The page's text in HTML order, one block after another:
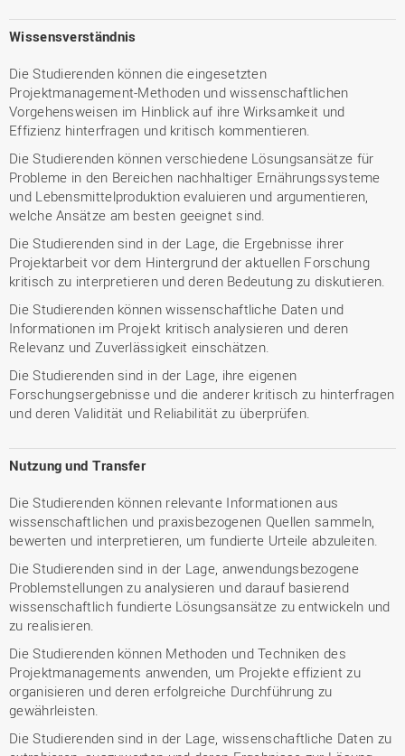
Wissensverständnis
Die Studierenden können die eingesetzten
Projektmanagement-Methoden und wissenschaftlichen
Vorgehensweisen im Hinblick auf ihre Wirksamkeit und
Effizienz hinterfragen und kritisch kommentieren.
Die Studierenden können verschiedene Lösungsansätze für
Probleme in den Bereichen nachhaltiger Ernährungssysteme
und Lebensmittelproduktion evaluieren und argumentieren,
welche Ansätze am besten geeignet sind.
Die Studierenden sind in der Lage, die Ergebnisse ihrer
Projektarbeit vor dem Hintergrund der aktuellen Forschung
kritisch zu interpretieren und deren Bedeutung zu diskutieren.
Die Studierenden können wissenschaftliche Daten und
Informationen im Projekt kritisch analysieren und deren
Relevanz und Zuverlässigkeit einschätzen.
Die Studierenden sind in der Lage, ihre eigenen
Forschungsergebnisse und die anderer kritisch zu hinterfragen
und deren Validität und Reliabilität zu überprüfen.
Nutzung und Transfer
Die Studierenden können relevante Informationen aus
wissenschaftlichen und praxisbezogenen Quellen sammeln,
bewerten und interpretieren, um fundierte Urteile abzuleiten.
Die Studierenden sind in der Lage, anwendungsbezogene
Problemstellungen zu analysieren und darauf basierend
wissenschaftlich fundierte Lösungsansätze zu entwickeln und
zu realisieren.
Die Studierenden können Methoden und Techniken des
Projektmanagements anwenden, um Projekte effizient zu
organisieren und deren erfolgreiche Durchführung zu
gewährleisten.
Die Studierenden sind in der Lage, wissenschaftliche Daten zu